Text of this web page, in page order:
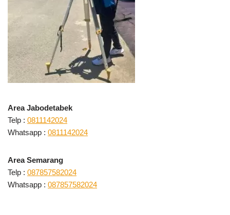
Area Jabodetabek
Telp : 0811142024
Whatsapp : 0811142024
Area Semarang
Telp : 087857582024
Whatsapp : 087857582024